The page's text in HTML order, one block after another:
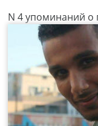
N 4 упоминаний о